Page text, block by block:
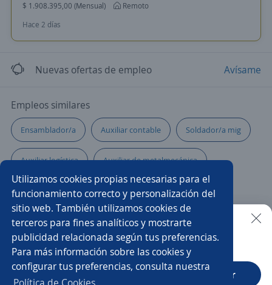
Utilizamos cookies propias necesarias para el
funcionamiento correcto y personalización del
sitio web. También utilizamos cookies de
terceros para fines analíticos y mostrarte
publicidad relacionada según tus preferencias.
Para más información sobre las cookies y
configurar tus preferencias, consulta nuestra
$ 1.908.395,00 (Mensual)
Remoto
Hace 2 días
Nuevas ofertas de empleo Avísame
Empleos similares
Ensamblador/a Auxiliar contable Soldador/a mig
Auxiliar logística Auxiliar de metalmecánica
Auxiliar Operario/a metalmecánico/a
Técnico/a de mantenimiento Técnico/a electromecánico
Tornero fresador Conductor/a
Asistente de producción
Buscar es más fácil en la app
CT App Abrir